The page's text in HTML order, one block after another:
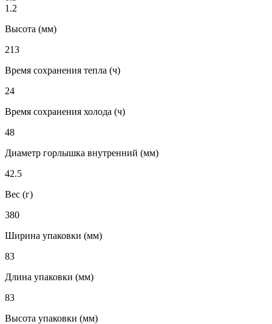
1.2
Высота (мм)
213
Время сохранения тепла (ч)
24
Время сохранения холода (ч)
48
Диаметр горлышка внутренний (мм)
42.5
Вес (г)
380
Ширина упаковки (мм)
83
Длина упаковки (мм)
83
Высота упаковки (мм)